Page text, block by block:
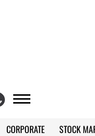
CORPORATE
STOCK